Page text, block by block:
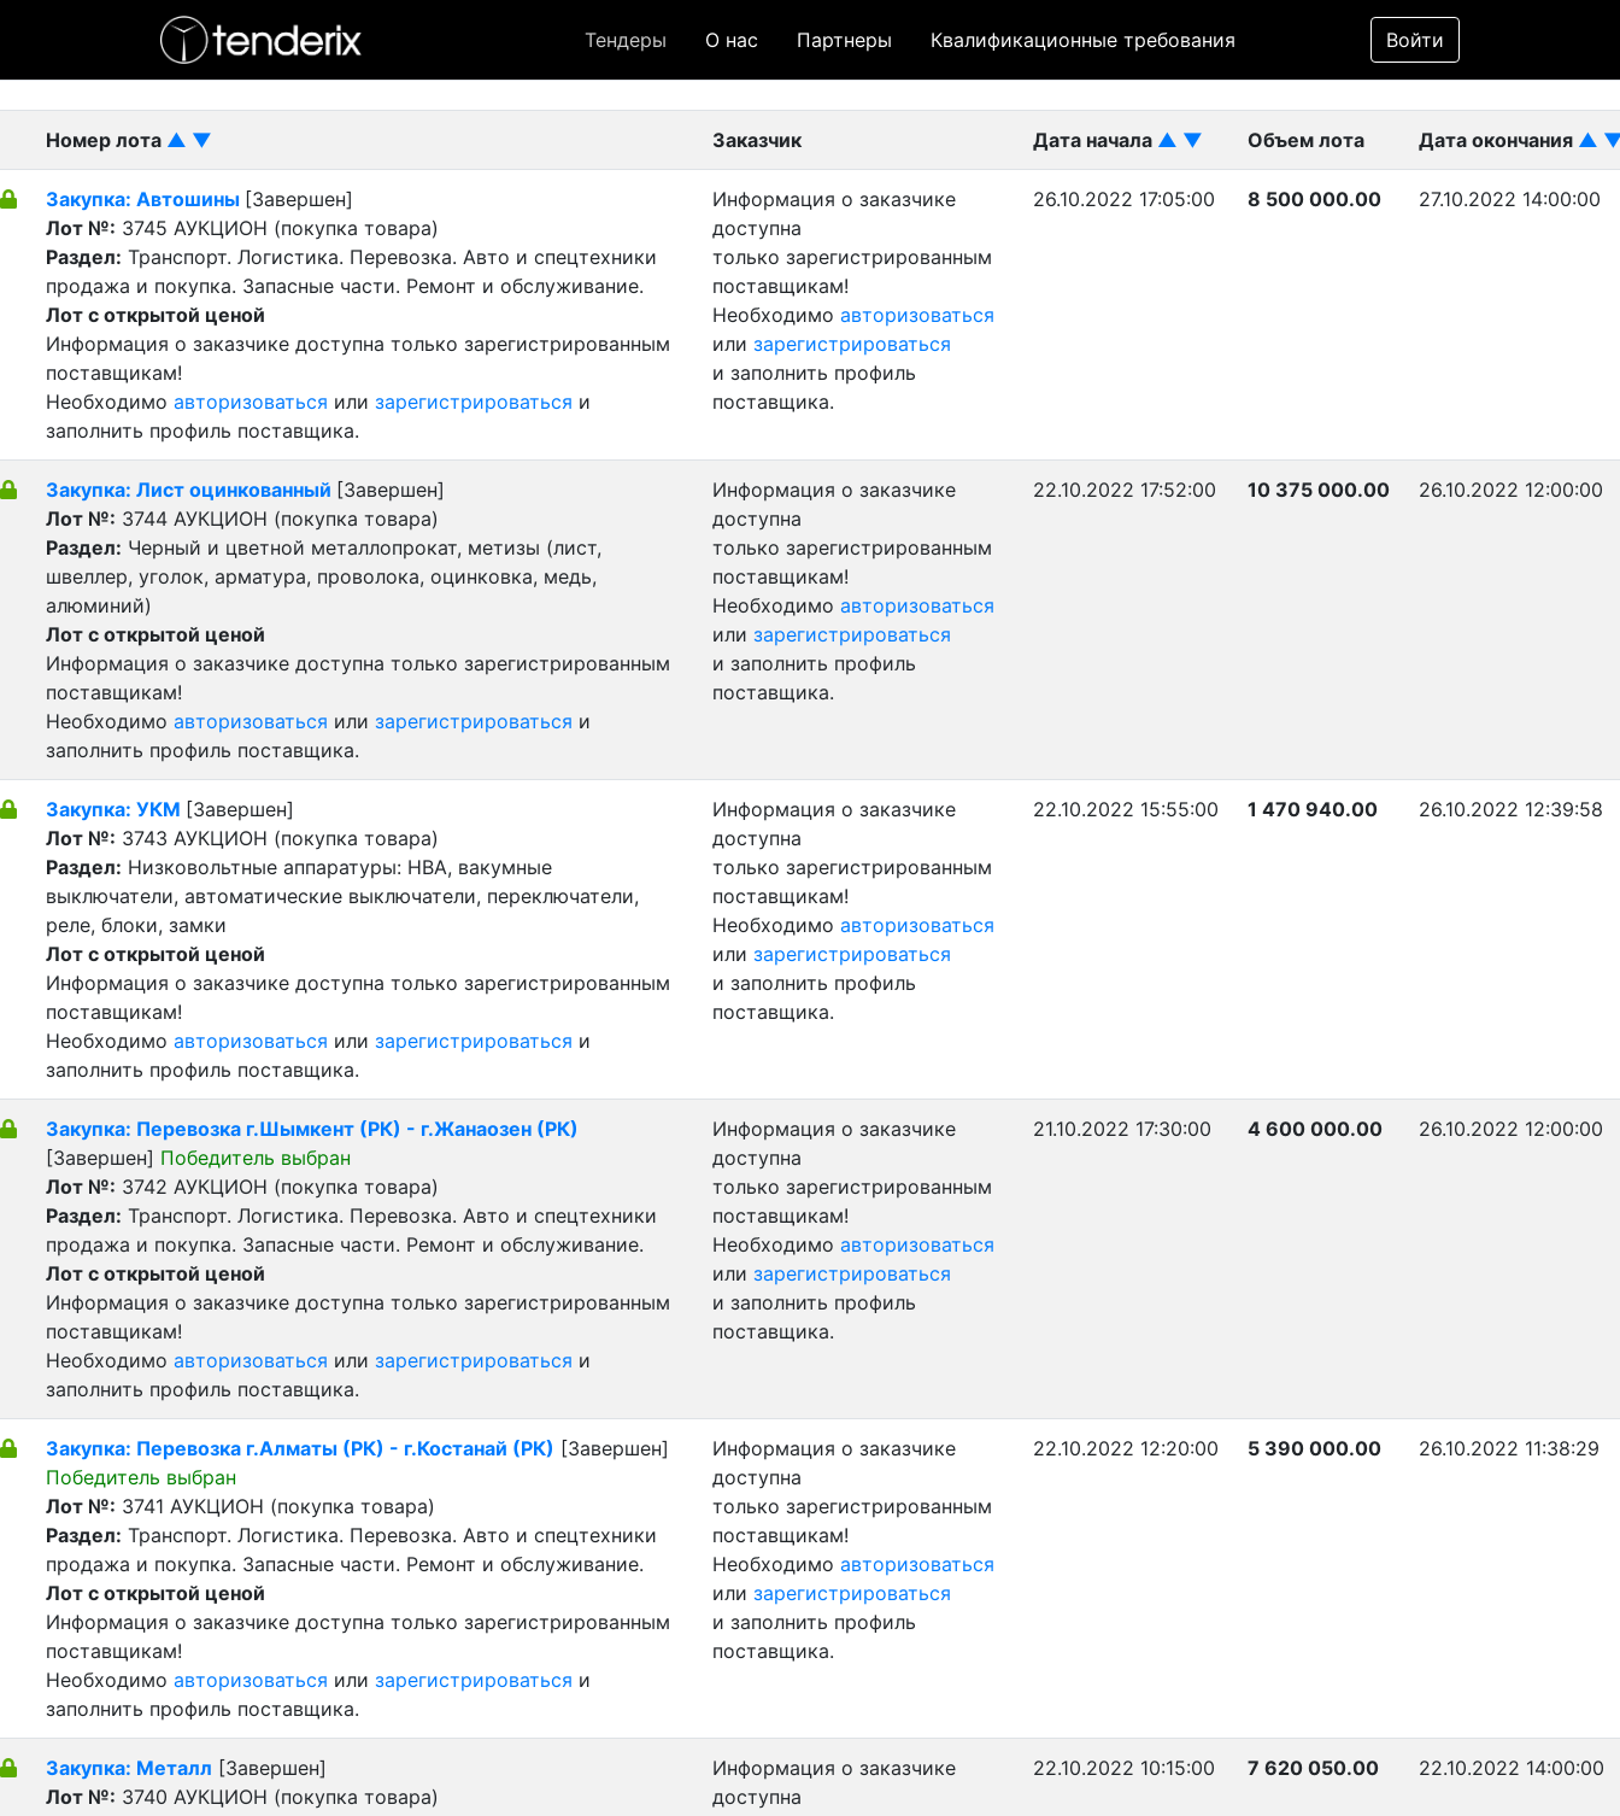
Тендеры О нас Партнеры Квалификационные требования Войти
Фильтр
- Завершенный лот
Номер лота ▲ ▼ Заказчик Дата начала ▲ ▼ Объем лота Дата окончания ▲
Закупка: Автошины [Завершен]
Лот №: 3745 АУКЦИОН (покупка товара)
Раздел: Транспорт. Логистика. Перевозка. Авто и спецтехники
продажа и покупка. Запасные части. Ремонт и обслуживание.
Лот с открытой ценой
Информация о заказчике доступна только зарегистрированным
поставщикам!
Необходимо авторизоваться или зарегистрироваться и
заполнить профиль поставщика.
Информация о заказчике
доступна
только зарегистрированным
поставщикам!
Необходимо авторизоваться
или зарегистрироваться
и заполнить профиль
поставщика.
26.10.2022 17:05:00 8 500 000.00 27.10.2022 14:00:00
Закупка: Лист оцинкованный [Завершен]
Лот №: 3744 АУКЦИОН (покупка товара)
Раздел: Черный и цветной металлопрокат, метизы (лист,
швеллер, уголок, арматура, проволока, оцинковка, медь,
алюминий)
Лот с открытой ценой
Информация о заказчике доступна только зарегистрированным
поставщикам!
Необходимо авторизоваться или зарегистрироваться и
заполнить профиль поставщика.
Информация о заказчике
доступна
только зарегистрированным
поставщикам!
Необходимо авторизоваться
или зарегистрироваться
и заполнить профиль
поставщика.
22.10.2022 17:52:00 10 375 000.00 26.10.2022 12:00:00
Закупка: УКМ [Завершен]
Лот №: 3743 АУКЦИОН (покупка товара)
Раздел: Низковольтные аппаратуры: НВА, вакумные
выключатели, автоматические выключатели, переключатели,
реле, блоки, замки
Лот с открытой ценой
Информация о заказчике доступна только зарегистрированным
поставщикам!
Необходимо авторизоваться или зарегистрироваться и
заполнить профиль поставщика.
Информация о заказчике
доступна
только зарегистрированным
поставщикам!
Необходимо авторизоваться
или зарегистрироваться
и заполнить профиль
поставщика.
22.10.2022 15:55:00 1 470 940.00 26.10.2022 12:39:58
Закупка: Перевозка г.Шымкент (РК) - г.Жанаозен (РК)
[Завершен] Победитель выбран
Лот №: 3742 АУКЦИОН (покупка товара)
Раздел: Транспорт. Логистика. Перевозка. Авто и спецтехники
продажа и покупка. Запасные части. Ремонт и обслуживание.
Лот с открытой ценой
Информация о заказчике доступна только зарегистрированным
поставщикам!
Необходимо авторизоваться или зарегистрироваться и
заполнить профиль поставщика.
Информация о заказчике
доступна
только зарегистрированным
поставщикам!
Необходимо авторизоваться
или зарегистрироваться
и заполнить профиль
поставщика.
21.10.2022 17:30:00 4 600 000.00 26.10.2022 12:00:00
Закупка: Перевозка г.Алматы (РК) - г.Костанай (РК) [Завершен]
Победитель выбран
Лот №: 3741 АУКЦИОН (покупка товара)
Раздел: Транспорт. Логистика. Перевозка. Авто и спецтехники
продажа и покупка. Запасные части. Ремонт и обслуживание.
Лот с открытой ценой
Информация о заказчике доступна только зарегистрированным
поставщикам!
Необходимо авторизоваться или зарегистрироваться и
заполнить профиль поставщика.
Информация о заказчике
доступна
только зарегистрированным
поставщикам!
Необходимо авторизоваться
или зарегистрироваться
и заполнить профиль
поставщика.
22.10.2022 12:20:00 5 390 000.00 26.10.2022 11:38:29
Закупка: Металл [Завершен]
Лот №: 3740 АУКЦИОН (покупка товара)
Информация о заказчике
доступна
22.10.2022 10:15:00 7 620 050.00 22.10.2022 14:00:00